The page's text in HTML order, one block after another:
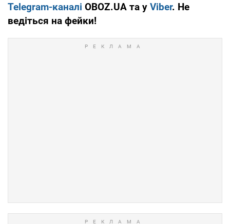
Telegram-каналі OBOZ.UA та у Viber. Не
ведіться на фейки!